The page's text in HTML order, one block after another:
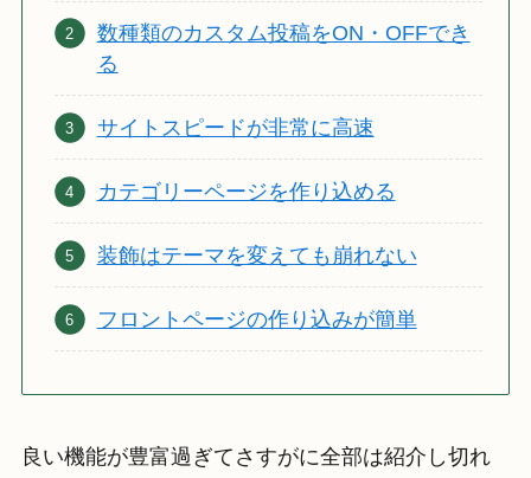
数種類のカスタム投稿をON・OFFでき
る
サイトスピードが非常に高速
カテゴリーページを作り込める
装飾はテーマを変えても崩れない
フロントページの作り込みが簡単
良い機能が豊富過ぎてさすがに全部は紹介し切れ